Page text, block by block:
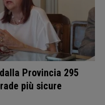
Provincia 295
più sicure